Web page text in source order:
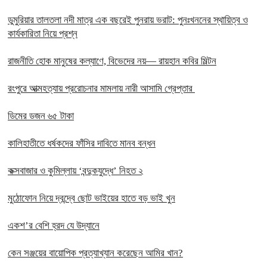
ডুমুরিয়ার তালতলা নদী মাত্র এক বছরেই পুনরায় ভরাট: পুনঃখননের স্থায়িত্ব ও
কার্যকারিতা নিয়ে প্রশ্ন
রাজনীতি হোক মানুষের কল্যাণে, বিভেদের নয়— রায়হান কবির মিল্টন
রংপুরে আত্মহত্যায় প্ররোচনার মামলায় নারী আসামি গ্রেপ্তার ‎
ডিমের ডজন ৬৫ টাকা
কালিহাতীতে ধর্ষকদের ফাঁসির দাবিতে মানব বন্ধন
কক্সবাজার ও কুমিল্লায় ‘বন্দুকযুদ্ধে’ নিহত ২
মুঠোফোন নিয়ে দ্বন্দ্বে ছোট ভাইয়ের হাতে বড় ভাই খুন
একশ’র বেশি হ্রদ যে উদ্যানে
কেন সঞ্জয়ের বায়োপিক প্রত্যাখ্যান করেছেন আমির খান?